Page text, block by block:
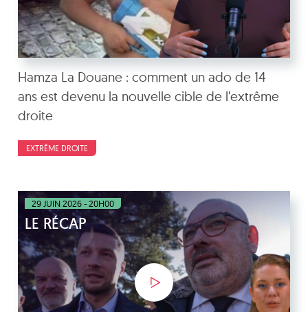
Hamza La Douane : comment un ado de 14
ans est devenu la nouvelle cible de l'extrême
droite
EXTRÊME DROITE
29 JUIN 2026 - 20H00
LE RÉCAP